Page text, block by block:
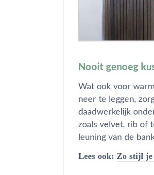
Nooit genoeg
Wat ook voor
neer te leggen,
daadwerkelijk
zoals velvet, rib of
leuning van de
Lees ook: Zo stijl je